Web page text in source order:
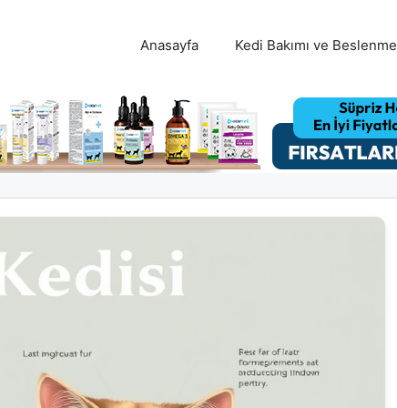
Anasayfa Kedi Bakımı ve Beslenme